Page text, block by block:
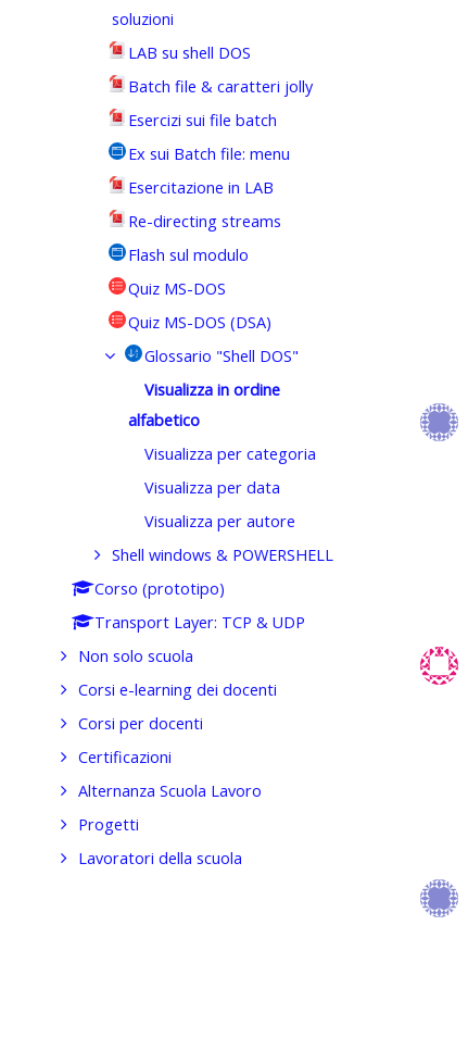
soluzioni
LAB su shell DOS
Batch file & caratteri jolly
Esercizi sui file batch
Ex sui Batch file: menu
Esercitazione in LAB
Re-directing streams
Flash sul modulo
Quiz MS-DOS
Quiz MS-DOS (DSA)
Glossario "Shell DOS"
Visualizza in ordine
alfabetico
Visualizza per categoria
Visualizza per data
Visualizza per autore
Shell windows & POWERSHELL
Corso (prototipo)
Transport Layer: TCP & UDP
Non solo scuola
Corsi e-learning dei docenti
Corsi per docenti
Certificazioni
Alternanza Scuola Lavoro
Progetti
Lavoratori della scuola